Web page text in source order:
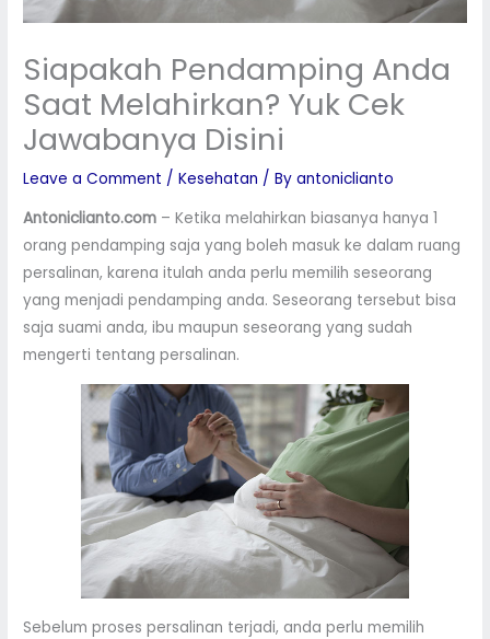
Siapakah Pendamping Anda
Saat Melahirkan? Yuk Cek
Jawabanya Disini
Leave a Comment /Kesehatan / Byantoniclianto
Antoniclianto.com – Ketika melahirkan biasanya hanya 1
orang pendamping saja yang boleh masuk ke dalam ruang
persalinan, karena itulah anda perlu memilih seseorang
yang menjadi pendamping anda. Seseorang tersebut bisa
saja suami anda, ibu maupun seseorang yang sudah
mengerti tentang persalinan.
Sebelum proses persalinan terjadi, anda perlu memilih